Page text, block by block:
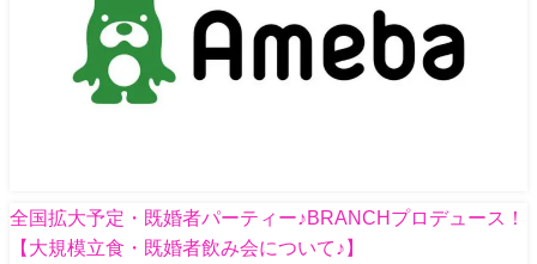
全国拡大予定・既婚者パーティー♪BRANCHプロデュース！
【大規模立食・既婚者飲み会について♪】